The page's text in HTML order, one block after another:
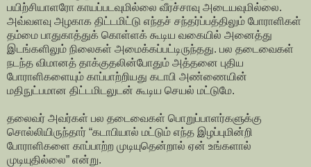
பயிற்சியாளரோ காயப்படவுமில்லை வீரச்சாவு அடையவுமில்லை.
அவ்வளவு அழகாக திட்டமிட்டு எந்தச் சந்தர்ப்பத்திலும் போராளிகள்
தம்மை பாதுகாத்துக் கொள்ளக் கூடிய வகையில் அனைத்து
இடங்களிலும் நிலைகள் அமைக்கப்பட்டிருந்தது. பல தடைவைகள்
நடந்த விமானத் தாக்குதலின்போதும் அத்தனை புதிய
போராளிகளையும் காப்பாற்றியது கடாபி அண்ணையின்
மதிநுட்பமான திட்டமிடலுடன் கூடிய செயல் மட்டுமே.
தலைவர் அவர்கள் பல தடைவைகள் பொறுப்பாளர்களுக்கு
சொல்லியிருந்தார் “கடாபியால் மட்டும் எந்த இழப்புமின்றி
போராளிகளை காப்பாற்ற முடியுதென்றால் ஏன் உங்களால்
முடியுதில்லை” என்று.